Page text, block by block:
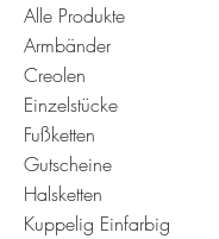
Alle Produkte
Armbänder
Creolen
Einzelstücke
Fußketten
Gutscheine
Halsketten
Kuppelig Einfarbig